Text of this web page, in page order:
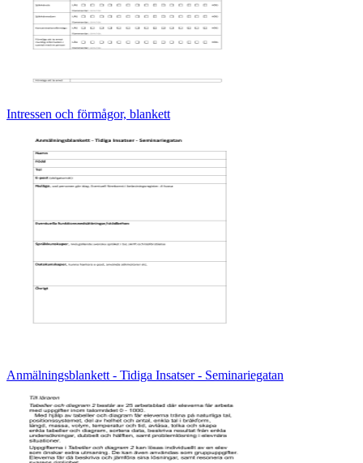
Intressen och förmågor, blankett
Anmälningsblankett - Tidiga Insatser - Seminariegatan